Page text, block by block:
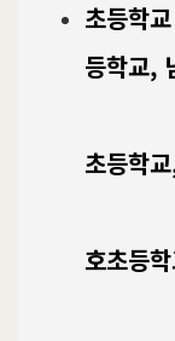
초등학
등학교,
초등학
호초
빛